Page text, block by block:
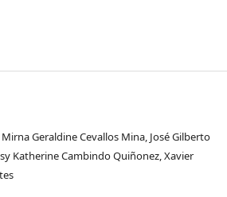
Geraldine Cevallos Mina, José Gilberto
Katherine Cambindo Quiñonez, Xavier